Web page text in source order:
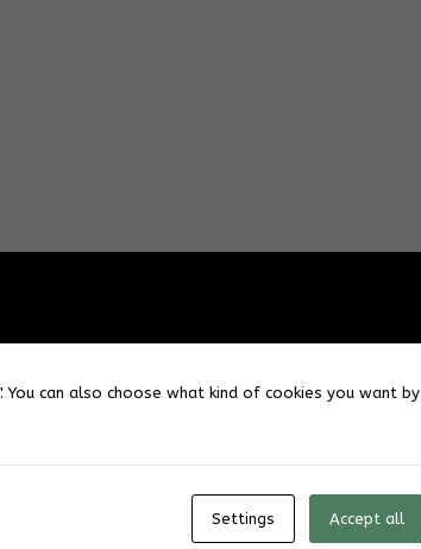
can also choose what kind of cookies you want by
Settings Accept all